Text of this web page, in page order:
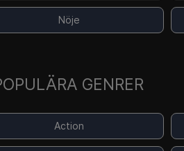
Nöje
GENRER
Action